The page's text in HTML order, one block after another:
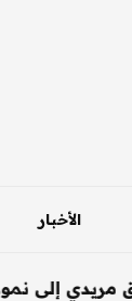
الأخبار
600 محل